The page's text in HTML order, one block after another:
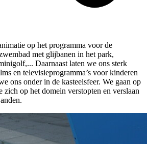
op het programma voor de
met glijbanen in het park,
Daarnaast laten we ons sterk
en televisieprogramma’s voor kinderen
ons onder in de kasteelsfeer. We gaan op
zich op het domein verstopten en verslaan